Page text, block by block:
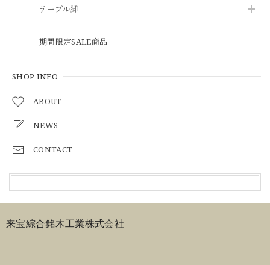
テーブル脚
期間限定SALE商品
SHOP INFO
ABOUT
NEWS
CONTACT
来宝綜合銘木工業株式会社